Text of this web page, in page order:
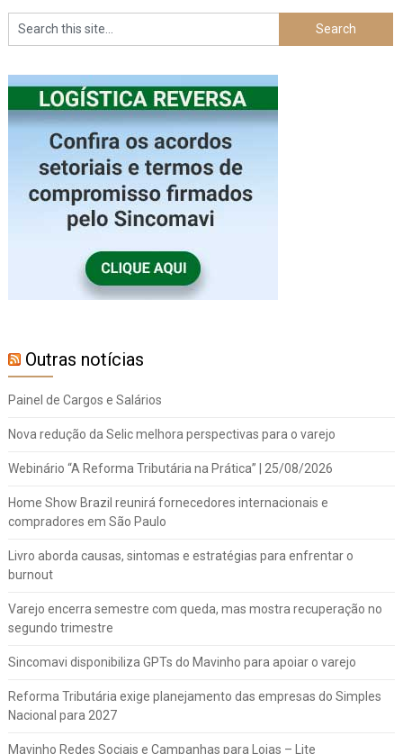
Outras notícias
Painel de Cargos e Salários
Nova redução da Selic melhora perspectivas para o varejo
Webinário “A Reforma Tributária na Prática” | 25/08/2026
Home Show Brazil reunirá fornecedores internacionais e
compradores em São Paulo
Livro aborda causas, sintomas e estratégias para enfrentar o
burnout
Varejo encerra semestre com queda, mas mostra recuperação no
segundo trimestre
Sincomavi disponibiliza GPTs do Mavinho para apoiar o varejo
Reforma Tributária exige planejamento das empresas do Simples
Nacional para 2027
Mavinho Redes Sociais e Campanhas para Lojas – Lite